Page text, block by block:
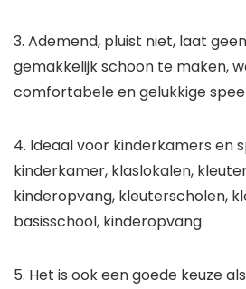
3. Ademend, pluist niet, laat
gemakkelijk schoon te maken,
comfortabele en gelukkige
4. Ideaal voor kinderkamers en
kinderkamer, klaslokalen,
kinderopvang, kleuterscholen,
basisschool, kinderopvang.
5. Het is ook een goede keuze